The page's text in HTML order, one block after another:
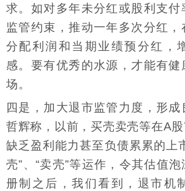
求。如对多年未分红或股利支付
监管约束，推动一年多次分红，
分配利润和当期业绩预分红，
感。要有优秀的水源，才能有健
场。
四是，加大退市监管力度，形成
哲辉称，以前，买壳卖壳等在A
缺乏盈利能力甚至负债累累的上
壳”、“卖壳”等运作，令其估值
册制之后，我们看到，退市机